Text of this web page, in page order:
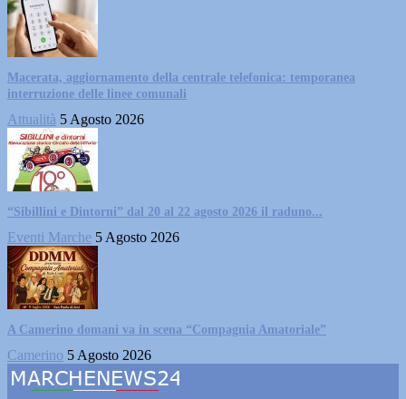
Macerata, aggiornamento della centrale telefonica: temporanea
interruzione delle linee comunali
Attualità 5 Agosto 2026
“Sibillini e Dintorni” dal 20 al 22 agosto 2026 il raduno...
Eventi Marche 5 Agosto 2026
A Camerino domani va in scena “Compagnia Amatoriale”
Camerino 5 Agosto 2026